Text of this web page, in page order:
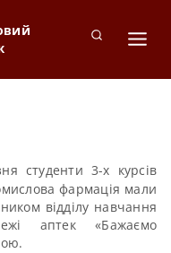
студенти 3-х курсів
фармація мали
відділу навчання
аптек «Бажаємо